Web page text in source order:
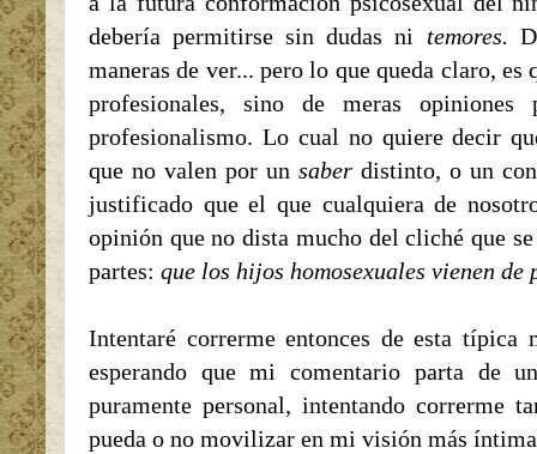
debería permitirse sin dudas ni temores.
maneras de ver... pero lo que queda claro, es
profesionales, sino de meras opiniones
profesionalismo. Lo cual no quiere decir
que no valen por un saber distinto, o un
justificado que el que cualquiera de
opinión que no dista mucho del cliché que
partes: que los hijos homosexuales vienen de
Intentaré correrme entonces de esta típica
esperando que mi comentario parta de
puramente personal, intentando correrme
pueda o no movilizar en mi visión más